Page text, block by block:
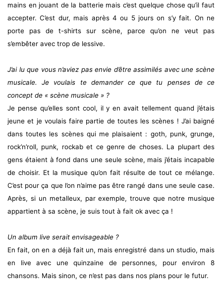
mains en jouant de la batterie mais c’est quelque chose qu’il faut
accepter. C’est dur, mais après 4 ou 5 jours on s’y fait. On ne
porte pas de t-shirts sur scène, parce qu’on ne veut pas
s’embêter avec trop de lessive.
J’ai lu que vous n’aviez pas envie d’être assimilés avec une scène
musicale. Je voulais te demander ce que tu penses de ce
concept de « scène musicale » ?
Je pense qu’elles sont cool, il y en avait tellement quand j’étais
jeune et je voulais faire partie de toutes les scènes ! J’ai baigné
dans toutes les scènes qui me plaisaient : goth, punk, grunge,
rock’n’roll, punk, rockab et ce genre de choses. La plupart des
gens étaient à fond dans une seule scène, mais j’étais incapable
de choisir. Et la musique qu’on fait résulte de tout ce mélange.
C’est pour ça que l’on n’aime pas être rangé dans une seule case.
Après, si un metalleux, par exemple, trouve que notre musique
appartient à sa scène, je suis tout à fait ok avec ça !
Un album live serait envisageable ?
En fait, on en a déjà fait un, mais enregistré dans un studio, mais
en live avec une quinzaine de personnes, pour environ 8
chansons. Mais sinon, ce n’est pas dans nos plans pour le futur.